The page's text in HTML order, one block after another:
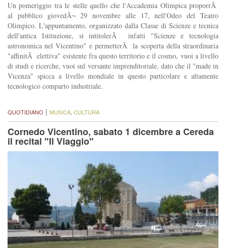
Un pomeriggio tra le stelle quello che l'Accademia Olimpica proporrÃ
al pubblico giovedÃ¬ 29 novembre alle 17, nell'Odeo del Teatro
Olimpico. L'appuntamento, organizzato dalla Classe di Scienze e tecnica
dell'antica Istituzione, si intitolerÃ infatti "Scienze e tecnologia
astronomica nel Vicentino" e permetterÃ la scoperta della straordinaria
"affinitÃ elettiva" esistente fra questo territorio e il cosmo, vuoi a livello
di studi e ricerche, vuoi sul versante imprenditoriale, dato che il "made in
Vicenza" spicca a livello mondiale in questo particolare e altamente
tecnologico comparto industriale.
QUOTIDIANO | MUSICA CULTURA
Cornedo Vicentino, sabato 1 dicembre a Cereda
il recital "Il Viaggio"